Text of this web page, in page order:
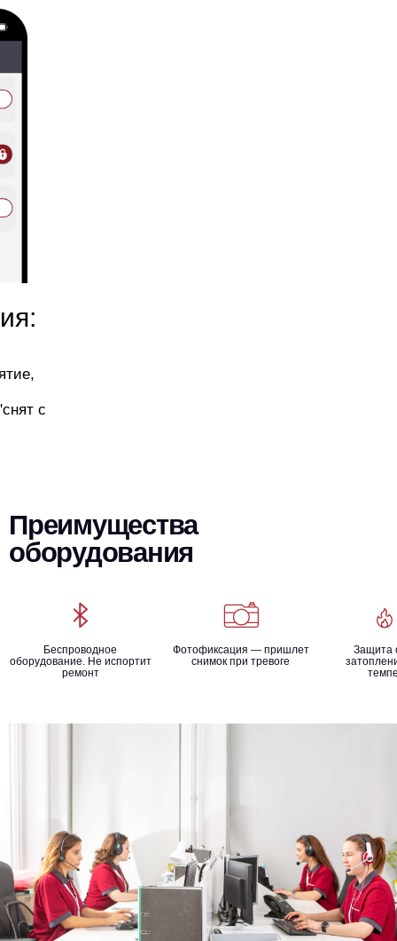
с
Преимущества
оборудования
Беспроводное
оборудование. Не испортит
ремонт
Фотофиксация — пришлет
снимок при тревоге
Защита